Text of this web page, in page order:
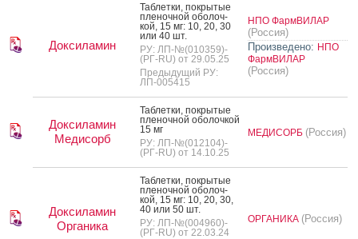
Доксиламин
Таб­летки, пок­ры­тые
пле­ноч­ной обо­лоч­
кой, 15 мг: 10, 20, 30
или 40 шт.
РУ: ЛП-№(010359)-
(РГ-RU) от 29.05.25
Предыдущий РУ:
ЛП-005415
НПО ФармВИЛАР
(Россия)
Произведено: НПО
ФармВИЛАР
(Россия)
Доксиламин
Медисорб
Таб­летки, пок­ры­тые
пле­ноч­ной обо­лоч­кой
15 мг
РУ: ЛП-№(012104)-
(РГ-RU) от 14.10.25
МЕДИСОРБ (Россия)
Доксиламин
Органика
Таб­летки, пок­ры­тые
пле­ноч­ной обо­лоч­
кой, 15 мг: 10, 20, 30,
40 или 50 шт.
РУ: ЛП-№(004960)-
(РГ-RU) от 22.03.24
ОРГАНИКА (Россия)